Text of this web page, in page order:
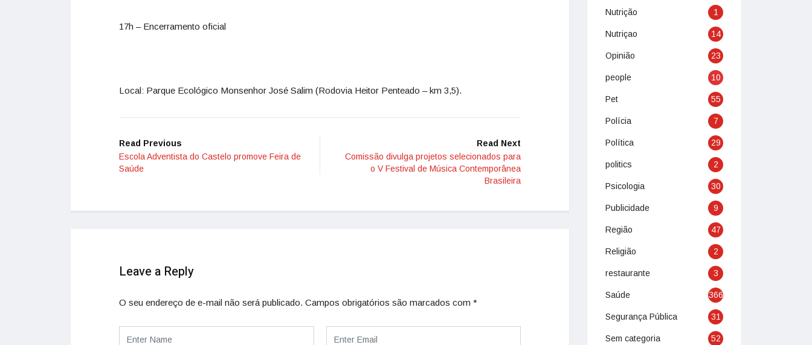
17h – Encerramento oficial
Local: Parque Ecológico Monsenhor José Salim (Rodovia Heitor Penteado – km 3,5).
Read Previous
Escola Adventista do Castelo promove Feira de
Saúde
Read Next
Comissão divulga projetos selecionados para
o V Festival de Música Contemporânea
Brasileira
Leave a Reply
O seu endereço de e-mail não será publicado. Campos obrigatórios são marcados com *
Nutrição 1
Nutriçao 14
Opinião 23
people 10
Pet 55
Polícia 7
Política 29
politics 2
Psicologia 30
Publicidade 9
Região 47
Religião 2
restaurante 3
Saúde 366
Segurança Pública 31
Sem categoria 52